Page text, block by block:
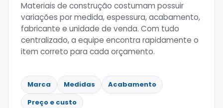
Materiais de construção costumam possuir
variações por medida, espessura, acabamento,
fabricante e unidade de venda. Com tudo
centralizado, a equipe encontra rapidamente o
item correto para cada orçamento.
Marca Medidas
Acabamento
Preço e custo